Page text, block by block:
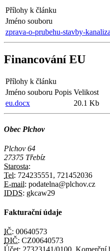
Přílohy k článku
Jméno souboru
zprava-o-prubehu-stavby-
Financování EU
Přílohy k článku
Jméno souboru Popis Velikost
eu.docx
20.1 Kb
Obec Plchov
Plchov 64
27375 Třebíz
Starosta:
Tel: 724235551, 721452036
E-mail: podatelna@plchov.cz
IDDS: gkcaw29
Fakturační údaje
IČ: 00640573
DIČ: CZ00640573